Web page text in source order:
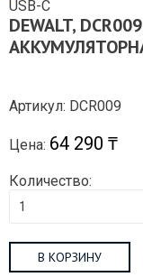
DEWALT,
Артикул: DCR009
Цена: 64 290 ₸
Количество:
В КОРЗИНУ